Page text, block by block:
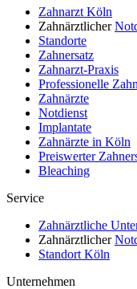
Zahnarzt Köln
Zahnärztlicher
Standorte
Zahnersatz
Zahnarzt-Praxis
Professionelle
Zahnärzte
Notdienst
Implantate
Zahnärzte in Köln
Preiswerter
Bleaching
Service
Zahnärztliche
Zahnärztlicher
Standort Köln
Unternehmen